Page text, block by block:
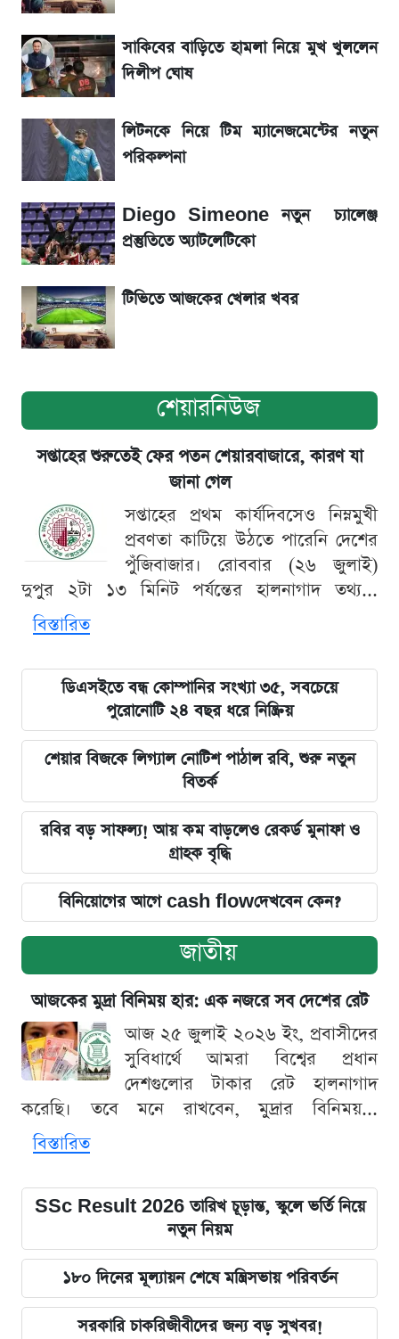
La Liga 2026-2027: সর্বশেষ পয়েন্ট টেবিল ও
খবর
একদিনের ব্যবধানে আজকের সোনার দাম
ড. ইউনূস বনাম তারেক রহমান—তুলনায় যা বললেন
কাদের সিদ্দিকী
সাকিবের বাড়িতে হামলা নিয়ে মুখ খুললেন
দিলীপ ঘোষ
লিটনকে নিয়ে টিম ম্যানেজমেন্টের নতুন
পরিকল্পনা
Diego Simeone নতুন চ্যালেঞ্জ
প্রস্তুতিতে অ্যাটলেটিকো
টিভিতে আজকের খেলার খবর
শেয়ারনিউজ
সপ্তাহের শুরুতেই ফের পতন শেয়ারবাজারে, কারণ যা
জানা গেল
সপ্তাহের প্রথম কার্যদিবসেও নিম্নমুখী
প্রবণতা কাটিয়ে উঠতে পারেনি দেশের
পুঁজিবাজার। রোববার (২৬ জুলাই)
দুপুর ২টা ১৩ মিনিট পর্যন্তের হালনাগাদ তথ্য...
বিস্তারিত
ডিএসইতে বন্ধ কোম্পানির সংখ্যা ৩৫, সবচেয়ে
পুরোনোটি ২৪ বছর ধরে নিষ্ক্রিয়
শেয়ার বিজকে লিগ্যাল নোটিশ পাঠাল রবি, শুরু নতুন
বিতর্ক
রবির বড় সাফল্য! আয় কম বাড়লেও রেকর্ড মুনাফা ও
গ্রাহক বৃদ্ধি
বিনিয়োগের আগে cash flowদেখবেন কেন?
জাতীয়
আজকের মুদ্রা বিনিময় হার: এক নজরে সব দেশের রেট
আজ ২৫ জুলাই ২০২৬ ইং, প্রবাসীদের
সুবিধার্থে আমরা বিশ্বের প্রধান
দেশগুলোর টাকার রেট হালনাগাদ
করেছি। তবে মনে রাখবেন, মুদ্রার বিনিময়...
বিস্তারিত
SSc Result 2026 তারিখ চূড়ান্ত, স্কুলে ভর্তি নিয়ে
নতুন নিয়ম
১৮০ দিনের মূল্যায়ন শেষে মন্ত্রিসভায় পরিবর্তন
সরকারি চাকরিজীবীদের জন্য বড় সুখবর!